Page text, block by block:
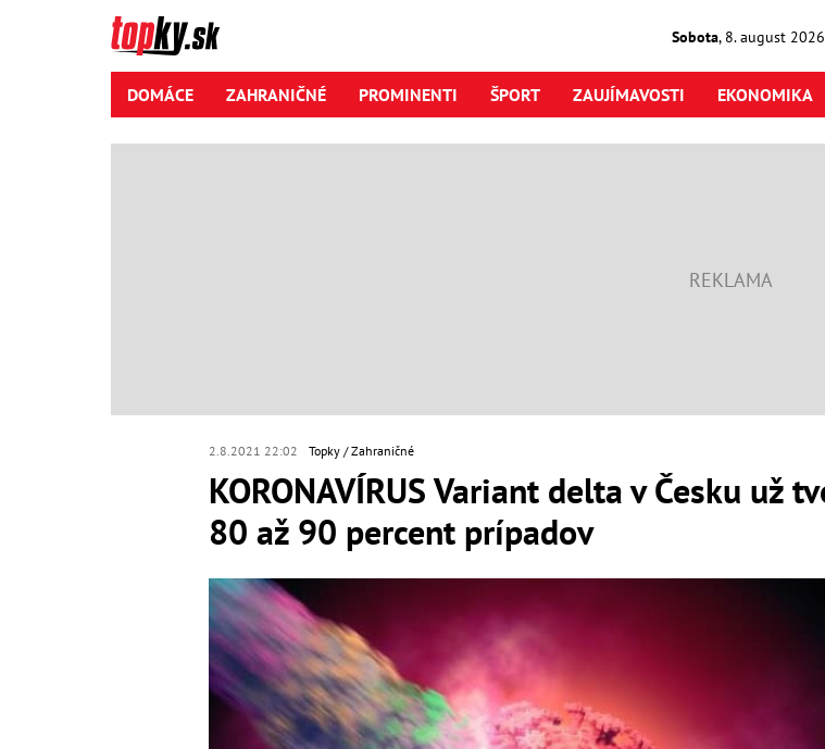
Sobota, 8. august2026
DOMÁCE ZAHRANIČNÉ PROMINENTI ŠPORT ZAUJÍMAVOSTI EKONOMIKA
2.8.2021 22:02 Topky Zahraničné
KORONAVÍRUS Variant delta v Česku už
80 až 90 percent prípadov